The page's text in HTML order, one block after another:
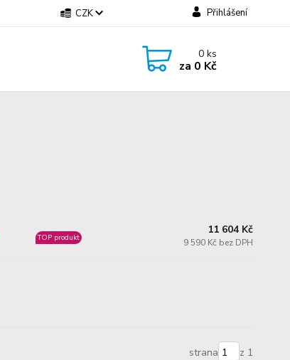
CZK Přihlášení
0ks
za 0 Kč
TOP produkt
11 604 Kč
9 590 Kč bez DPH
strana z 1